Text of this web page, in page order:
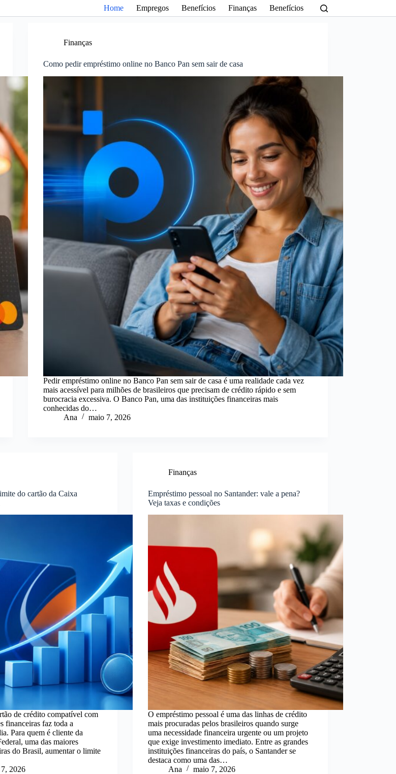
Home Empregos Benefícios Finanças Benefícios
Finanças
Como pedir empréstimo online no Banco Pan sem sair de casa
Pedir empréstimo online no Banco Pan sem sair de casa é uma realidade cada vez
mais acessível para milhões de brasileiros que precisam de crédito rápido e sem
burocracia excessiva. O Banco Pan, uma das instituições financeiras mais
conhecidas do…
Ana
maio 7, 2026
do cartão da Caixa
de crédito compatível com
financeiras faz toda a
Para quem é cliente da
uma das maiores
do Brasil, aumentar o limite
2026
Finanças
Empréstimo pessoal no Santander: vale a pena?
Veja taxas e condições
O empréstimo pessoal é uma das linhas de crédito
mais procuradas pelos brasileiros quando surge
uma necessidade financeira urgente ou um projeto
que exige investimento imediato. Entre as grandes
instituições financeiras do país, o Santander se
destaca como uma das…
Ana
maio 7, 2026